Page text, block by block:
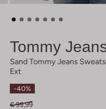
Tommy
Sand Tommy Jeans
Ext
-40%
€ 99,99